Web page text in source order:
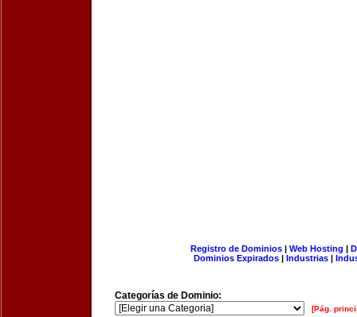
Registro de Dominios| Web Hosting |
Dominios Expirados | Industrias |
Categorías de Dominio:
[Pág.